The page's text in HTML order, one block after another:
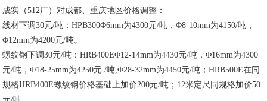
成实（512厂）对成都、重庆地区价格调整：
线材下调30元/吨：HPB300Φ6mm为4300元/吨，Φ8-10mm为4150/吨，
Φ12mm为4200元/吨。
螺纹钢下调30元/吨：HRB400EΦ12-14mm为4430元/吨，Φ16mm为4300
元/吨，Φ18-25mm为4250元 /吨,Φ28-32mm为4450元/吨；HRB500E在同
规格HRB400E螺纹钢价格基础上加价200元/吨；12米定尺同规格加价50